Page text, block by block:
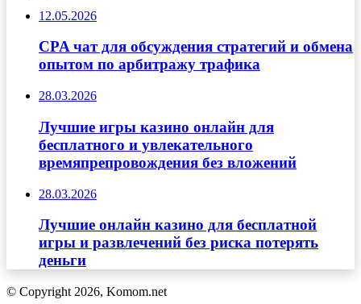
12.05.2026
CPA чат для обсуждения стратегий и обмена
опытом по арбитражу трафика
28.03.2026
Лучшие игры казино онлайн для
бесплатного и увлекательного
времяпрепровождения без вложений
28.03.2026
Лучшие онлайн казино для бесплатной
игры и развлечений без риска потерять
деньги
© Copyright 2026, Komom.net